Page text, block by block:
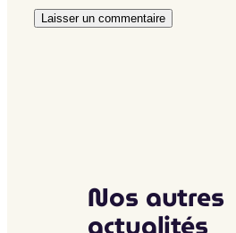
Nos autres